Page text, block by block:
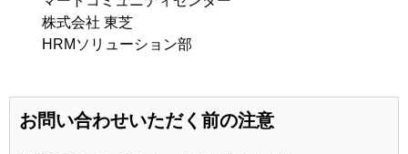
株式会社 東芝
HRMソリューション部
お問い合わせいただく前の注意